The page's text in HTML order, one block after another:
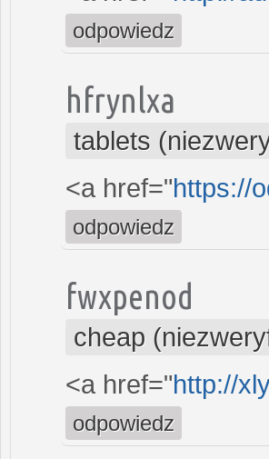
odpowiedz
hfrynlxa
tablets
<a href="https://
odpowiedz
fwxpenod
cheap
<a href="http://
odpowiedz